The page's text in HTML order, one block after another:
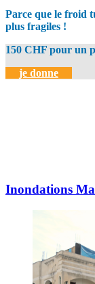
Parce que le froid
plus fragiles !
150 CHF pour un
je donne
Inondations